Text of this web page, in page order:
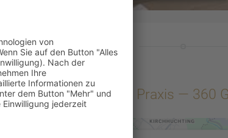
Consent Management
Ein Blick in die Praxis — 360